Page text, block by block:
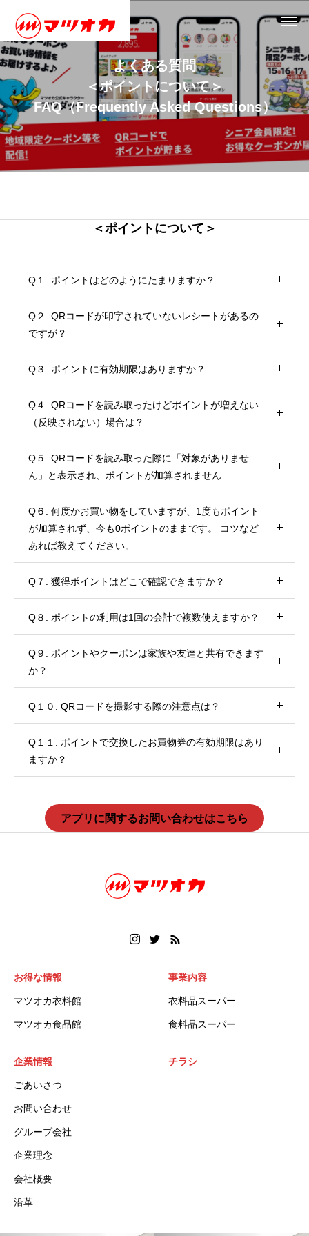
よくある質問
＜ポイントについて＞
FAQ（Frequentl y As ked Questions）
＜ポイントについて＞
Q１. ポイントはどのようにたまりますか？
Q２. QRコードが印字されていないレシートがあるの
ですが？
Q３. ポイントに有効期限はありますか？
Q４. QRコードを読み取ったけどポイントが増えない
（反映されない）場合は？
Q５. QRコードを読み取った際に「対象がありませ
ん」と表示され、ポイントが加算されません
Q６. 何度かお買い物をしていますが、1度もポイント
が加算されず、今も0ポイントのままです。 コツなど
あれば教えてください。
Q７. 獲得ポイントはどこで確認できますか？
Q８. ポイントの利用は1回の会計で複数使えますか？
Q９. ポイントやクーポンは家族や友達と共有できます
か？
Q１０. QRコードを撮影する際の注意点は？
Q１１. ポイントで交換したお買物券の有効期限はあり
ますか？
アプリに関するお問い合わせはこちら
お得な情報
マツオカ衣料館
マツオカ食品館
事業内容
衣料品スーパー
食料品スーパー
企業情報
ごあいさつ
お問い合わせ
グループ会社
企業理念
会社概要
沿革
チラシ